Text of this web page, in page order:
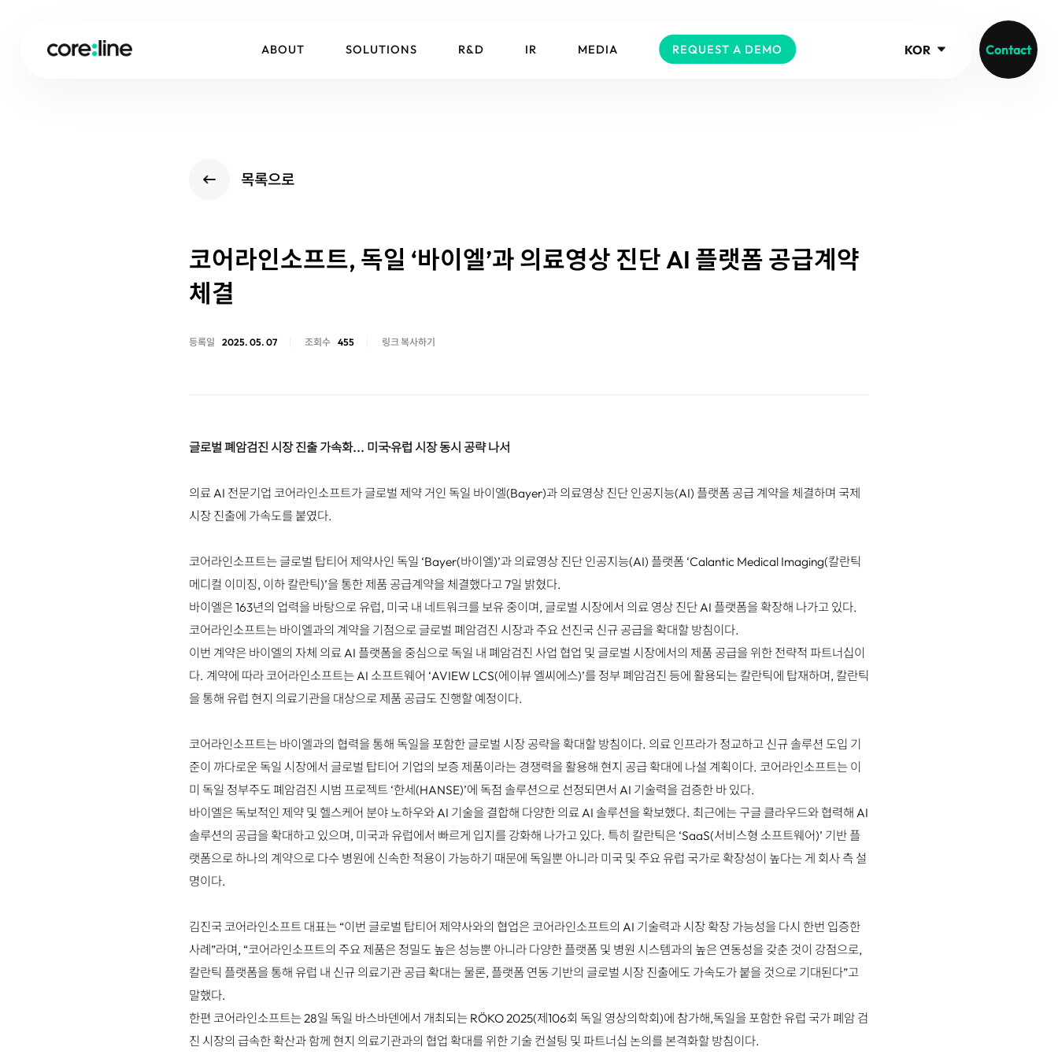
KOR Contact
ABOUT SOLUTIONS R&D IR MEDIA REQUEST A DEMO
목록으로
코어라인소프트, 독일 ‘바이엘’과 의료영상 진단 AI 플랫폼 공급계약
체결
등록일 2025. 05. 07 조회수 455 링크 복사하기
글로벌 폐암검진 시장 진출 가속화... 미국·유럽 시장 동시 공략 나서
의료 AI 전문기업 코어라인소프트가 글로벌 제약 거인 독일 바이엘(Bayer)과 의료영상 진단 인공지능(AI) 플랫폼 공급 계약을 체결하며 국제
시장 진출에 가속도를 붙였다.
코어라인소프트는 글로벌 탑티어 제약사인 독일 ‘Bayer(바이엘)’과 의료영상 진단 인공지능(AI) 플랫폼 ‘Calantic Medical Imaging(칼란틱
메디컬 이미징, 이하 칼란틱)’을 통한 제품 공급계약을 체결했다고 7일 밝혔다.
바이엘은 163년의 업력을 바탕으로 유럽, 미국 내 네트워크를 보유 중이며, 글로벌 시장에서 의료 영상 진단 AI 플랫폼을 확장해 나가고 있다.
코어라인소프트는 바이엘과의 계약을 기점으로 글로벌 폐암검진 시장과 주요 선진국 신규 공급을 확대할 방침이다.
이번 계약은 바이엘의 자체 의료 AI 플랫폼을 중심으로 독일 내 폐암검진 사업 협업 및 글로벌 시장에서의 제품 공급을 위한 전략적 파트너십이
다. 계약에 따라 코어라인소프트는 AI 소프트웨어 ‘AVIEW LCS(에이뷰 엘씨에스)’를 정부 폐암검진 등에 활용되는 칼란틱에 탑재하며, 칼란틱
을 통해 유럽 현지 의료기관을 대상으로 제품 공급도 진행할 예정이다.
코어라인소프트는 바이엘과의 협력을 통해 독일을 포함한 글로벌 시장 공략을 확대할 방침이다. 의료 인프라가 정교하고 신규 솔루션 도입 기
준이 까다로운 독일 시장에서 글로벌 탑티어 기업의 보증 제품이라는 경쟁력을 활용해 현지 공급 확대에 나설 계획이다. 코어라인소프트는 이
미 독일 정부주도 폐암검진 시범 프로젝트 ‘한세(HANSE)’에 독점 솔루션으로 선정되면서 AI 기술력을 검증한 바 있다.
바이엘은 독보적인 제약 및 헬스케어 분야 노하우와 AI 기술을 결합해 다양한 의료 AI 솔루션을 확보했다. 최근에는 구글 클라우드와 협력해 AI
솔루션의 공급을 확대하고 있으며, 미국과 유럽에서 빠르게 입지를 강화해 나가고 있다. 특히 칼란틱은 ‘SaaS(서비스형 소프트웨어)’ 기반 플
랫폼으로 하나의 계약으로 다수 병원에 신속한 적용이 가능하기 때문에 독일뿐 아니라 미국 및 주요 유럽 국가로 확장성이 높다는 게 회사 측 설
명이다.
김진국 코어라인소프트 대표는 “이번 글로벌 탑티어 제약사와의 협업은 코어라인소프트의 AI 기술력과 시장 확장 가능성을 다시 한번 입증한
사례”라며, “코어라인소프트의 주요 제품은 정밀도 높은 성능뿐 아니라 다양한 플랫폼 및 병원 시스템과의 높은 연동성을 갖춘 것이 강점으로,
칼란틱 플랫폼을 통해 유럽 내 신규 의료기관 공급 확대는 물론, 플랫폼 연동 기반의 글로벌 시장 진출에도 가속도가 붙을 것으로 기대된다”고
말했다.
한편 코어라인소프트는 28일 독일 바스바덴에서 개최되는 RÖKO 2025(제106회 독일 영상의학회)에 참가해,독일을 포함한 유럽 국가 폐암 검
진 시장의 급속한 확산과 함께 현지 의료기관과의 협업 확대를 위한 기술 컨설팅 및 파트너십 논의를 본격화할 방침이다.